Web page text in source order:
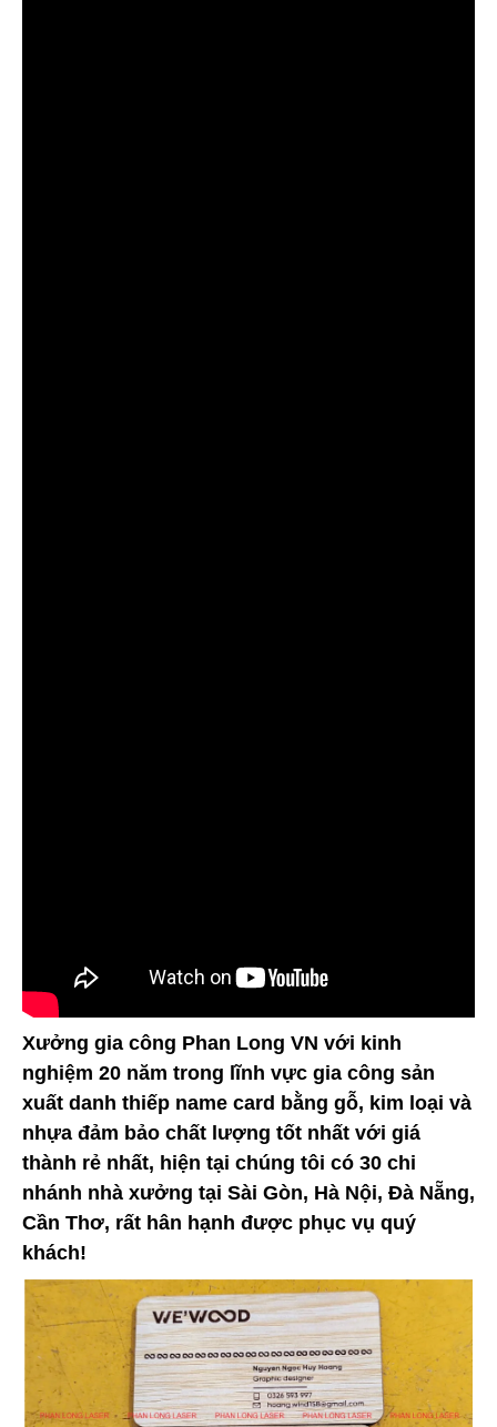
Xưởng gia công Phan Long VN với kinh
nghiệm 20 năm trong lĩnh vực gia công sản
xuất danh thiếp name card bằng gỗ, kim loại và
nhựa đảm bảo chất lượng tốt nhất với giá
thành rẻ nhất, hiện tại chúng tôi có 30 chi
nhánh nhà xưởng tại Sài Gòn, Hà Nội, Đà Nẵng,
Cần Thơ, rất hân hạnh được phục vụ quý
khách!